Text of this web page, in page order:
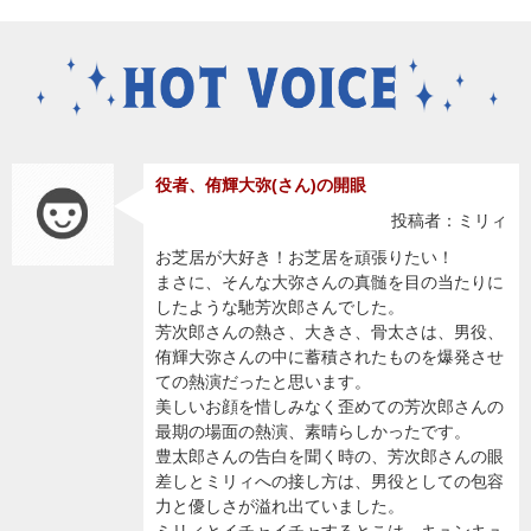
役者、侑輝大弥(さん)の開眼
投稿者：ミリィ
お芝居が大好き！お芝居を頑張りたい！
まさに、そんな大弥さんの真髄を目の当たりに
したような馳芳次郎さんでした。
芳次郎さんの熱さ、大きさ、骨太さは、男役、
侑輝大弥さんの中に蓄積されたものを爆発させ
ての熱演だったと思います。
美しいお顔を惜しみなく歪めての芳次郎さんの
最期の場面の熱演、素晴らしかったです。
豊太郎さんの告白を聞く時の、芳次郎さんの眼
差しとミリィへの接し方は、男役としての包容
力と優しさが溢れ出ていました。